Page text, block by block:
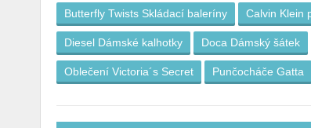
Butterfly Twists Skládací baleríny Calvin Klein
Diesel Dámské kalhotky Doca Dámský šátek
Oblečení Victoria´s Secret Punčocháče Gatta